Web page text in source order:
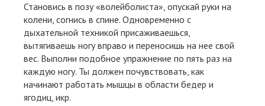
Становись в позу «волейболиста», опускай руки на
колени, согнись в спине. Одновременно с
дыхательной техникой присаживаешься,
вытягиваешь ногу вправо и переносишь на нее свой
вес. Выполни подобное упражнение по пять раз на
каждую ногу. Ты должен почувствовать, как
начинают работать мышцы в области бедер и
ягодиц, икр.